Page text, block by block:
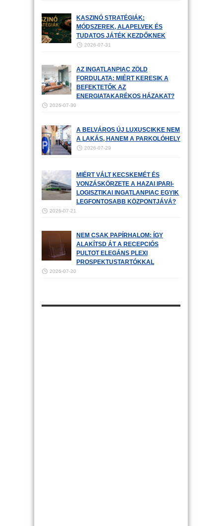
KASZINÓ STRATÉGIÁK:
MÓDSZEREK, ALAPELVEK ÉS
TUDATOS JÁTÉK KEZDŐKNEK
2026-07-31
AZ INGATLANPIAC ZÖLD
FORDULATA: MIÉRT KERESIK A
BEFEKTETŐK AZ
ENERGIATAKARÉKOS HÁZAKAT?
2026-07-30
A BELVÁROS ÚJ LUXUSCIKKE NEM
A LAKÁS, HANEM A PARKOLÓHELY
2026-07-29
MIÉRT VÁLT KECSKEMÉT ÉS
VONZÁSKÖRZETE A HAZAI IPARI-
LOGISZTIKAI INGATLANPIAC EGYIK
LEGFONTOSABB KÖZPONTJÁVÁ?
2026-07-21
NEM CSAK PAPÍRHALOM: ÍGY
ALAKÍTSD ÁT A RECEPCIÓS
PULTOT ELEGÁNS PLEXI
PROSPEKTUSTARTÓKKAL
2026-07-20